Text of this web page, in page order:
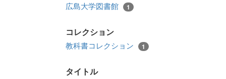
広島大学図書館 1
コレクション
教科書コレクション 1
タイトル